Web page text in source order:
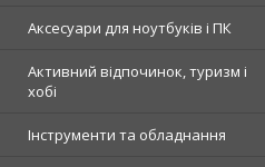
Аксесуари для ноутбуків і ПК
Активний відпочинок, туризм і
хобі
Інструменти та обладнання